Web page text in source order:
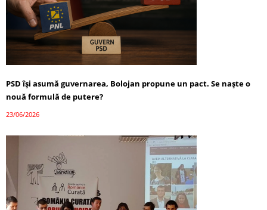
PSD își asumă guvernarea, Bolojan propune un pact. Se naște o
nouă formulă de putere?
23/06/2026